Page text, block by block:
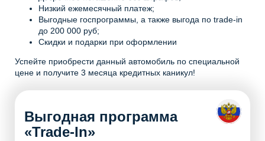
Низкий ежемесячный платеж;
Выгодные госпрограммы, а также выгода по trade-in
до 200 000 руб;
Скидки и подарки при оформлении
Успейте приобрести данный автомобиль по специальной
цене и получите 3 месяца кредитных каникул!
Выгодная программа
«Trade-In»